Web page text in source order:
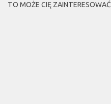
TO MOŻE CIĘ ZAINTERESOWAĆ